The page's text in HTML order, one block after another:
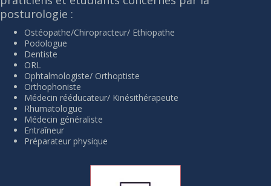
posturologie :
Ostéopathe/Chiropracteur/ Ethiopathe
Podologue
Dentiste
ORL
Ophtalmologiste/ Orthoptiste
Orthophoniste
Médecin rééducateur/ Kinésithérapeute
Rhumatologue
Médecin généraliste
Entraîneur
Préparateur physique